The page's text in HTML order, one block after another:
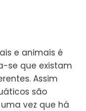
e animais é
se que existam
Assim
são
vez que há